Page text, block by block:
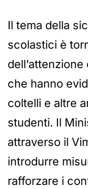
Il tema della
scolastici è
che hanno
coltelli e altre
studenti. Il
attraverso il
introdurre
rafforzare i